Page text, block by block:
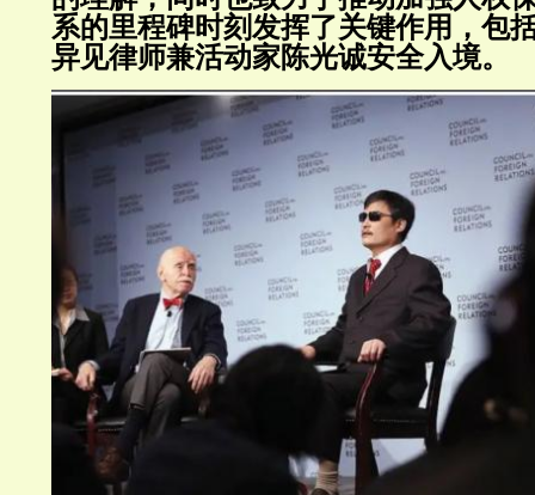
系的里程碑时刻发挥了关键作用，包
异见律师兼活动家陈光诚安全入境。